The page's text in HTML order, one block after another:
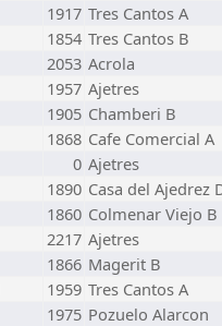
1917 Tres Cantos A
1854 Tres Cantos B
2053 Acrola
1957 Ajetres
1905 Chamberi B
1868 Cafe Comercial A
0 Ajetres
1890 Casa del Ajedrez
1860 Colmenar Viejo B
2217 Ajetres
1866 Magerit B
1959 Tres Cantos A
1975 Pozuelo Alarcon